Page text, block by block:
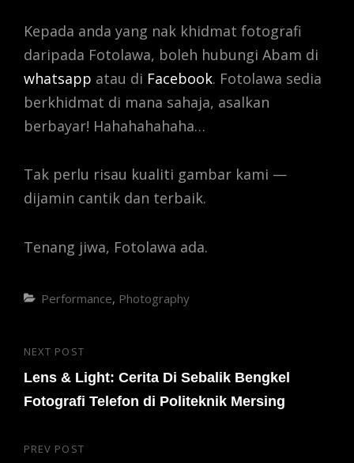
Kepada anda yang nak khidmat fotografi
daripada Fotolawa, boleh hubungi Abam di
whatsapp atau di Facebook. Fotolawa sedia
berkhidmat di mana sahaja, asalkan
berbayar! Hahahahahaha…
Tak perlu risau kualiti gambar kami —
dijamin cantik dan terbaik.
Tenang jiwa, Fotolawa ada.
Categories
Performance, Photography
Post
navigation
Previous
PREV POST
Next
Post
NEXT POST
Lens & Light: Cerita Di Sebalik Bengkel
Fotografi Telefon di Politeknik Mersing